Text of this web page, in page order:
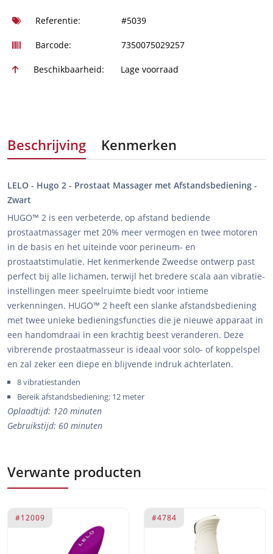
Referentie: #5039
Barcode: 7350075029257
Beschikbaarheid: Lage voorraad
Beschrijving Kenmerken
LELO - Hugo 2 - Prostaat Massager met Afstandsbediening -
Zwart
HUGO™ 2 is een verbeterde, op afstand bediende
prostaatmassager met 20% meer vermogen en twee motoren
in de basis en het uiteinde voor perineum- en
prostaatstimulatie. Het kenmerkende Zweedse ontwerp past
perfect bij alle lichamen, terwijl het bredere scala aan vibratie-
instellingen meer speelruimte biedt voor intieme
verkenningen. HUGO™ 2 heeft een slanke afstandsbediening
met twee unieke bedieningsfuncties die je nieuwe apparaat in
een handomdraai in een krachtig beest veranderen. Deze
vibrerende prostaatmasseur is ideaal voor solo- of koppelspel
en zal zeker een diepe en blijvende indruk achterlaten.
8 vibratiestanden
Bereik afstandsbediening: 12 meter
Oplaadtijd: 120 minuten
Gebruikstijd: 60 minuten
Verwante producten
#12009 #4784